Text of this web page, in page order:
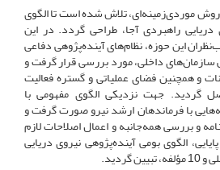
روش موردی‌زمینه‌ای، تلاش شده است تا الگوی
راهبردی آجا، طراحی گردد. در این
این حوزه، نظام‌های آینده‌پژوهی دفاعی
سازمان‌های داخلی، مورد بررسی قرار گرفت و
و همچنین فضای عملیاتی و گستره فعالیت
گردید. جهت نزدیکی الگوی مفهومی با
با فرماندهان ارشد نیرو صورت گرفت و
و بررسی همه‌جانبه و اعمال اصلاحات لازم
الگوی بومی آینده‌پژوهی نیروی دریایی